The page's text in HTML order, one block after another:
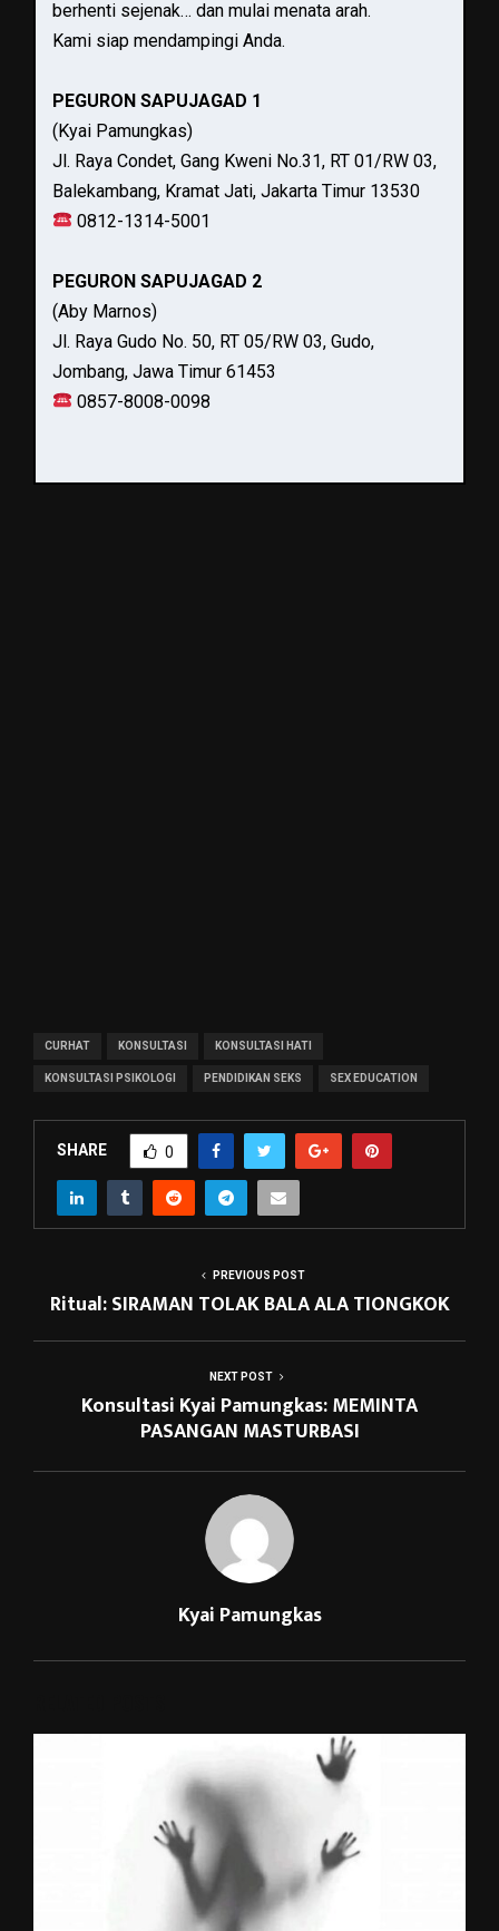
berhenti sejenak… dan mulai menata arah.
Kami siap mendampingi Anda.
PEGURON SAPUJAGAD 1
(Kyai Pamungkas)
Jl. Raya Condet, Gang Kweni No.31, RT 01/RW 03,
Balekambang, Kramat Jati, Jakarta Timur 13530
0812-1314-5001
PEGURON SAPUJAGAD 2
(Aby Marnos)
Jl. Raya Gudo No. 50, RT 05/RW 03, Gudo,
Jombang, Jawa Timur 61453
0857-8008-0098
CURHAT KONSULTASI KONSULTASI HATI
KONSULTASI PSIKOLOGI PENDIDIKAN SEKS SEX EDUCATION
SHARE 0
PREVIOUS POST
Ritual: SIRAMAN TOLAK BALA ALA TIONGKOK
NEXT POST
Konsultasi Kyai Pamungkas: MEMINTA
PASANGAN MASTURBASI
Kyai Pamungkas